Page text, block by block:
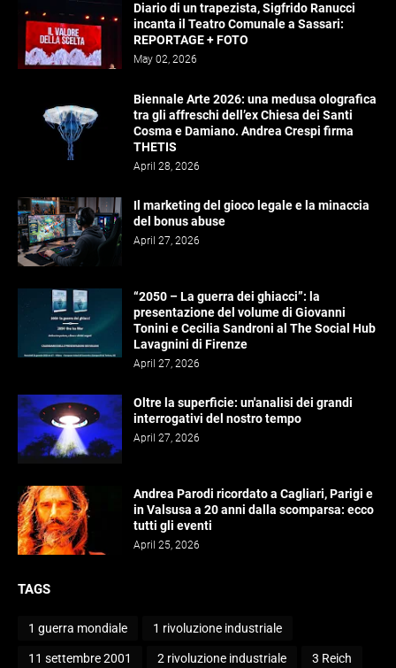
Diario di un trapezista, Sigfrido Ranucci
incanta il Teatro Comunale a Sassari:
REPORTAGE + FOTO
May 02, 2026
Biennale Arte 2026: una medusa olografica
tra gli affreschi dell’ex Chiesa dei Santi
Cosma e Damiano. Andrea Crespi firma
THETIS
April 28, 2026
Il marketing del gioco legale e la minaccia
del bonus abuse
April 27, 2026
“2050 – La guerra dei ghiacci”: la
presentazione del volume di Giovanni
Tonini e Cecilia Sandroni al The Social Hub
Lavagnini di Firenze
April 27, 2026
Oltre la superficie: un'analisi dei grandi
interrogativi del nostro tempo
April 27, 2026
Andrea Parodi ricordato a Cagliari, Parigi e
in Valsusa a 20 anni dalla scomparsa: ecco
tutti gli eventi
April 25, 2026
TAGS
1 guerra mondiale 1 rivoluzione industriale
11 settembre 2001 2 rivoluzione industriale 3 Reich